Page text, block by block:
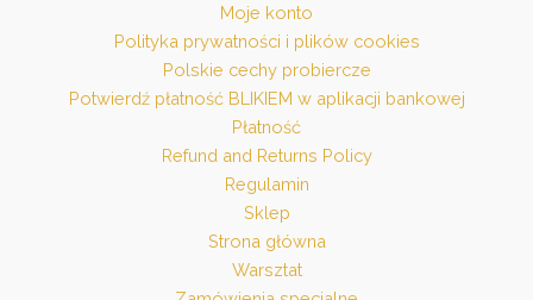
Moje konto
Polityka prywatności i plików cookies
Polskie cechy probiercze
Potwierdź płatność BLIKIEM w aplikacji bankowej
Płatność
Refund and Returns Policy
Regulamin
Sklep
Strona główna
Warsztat